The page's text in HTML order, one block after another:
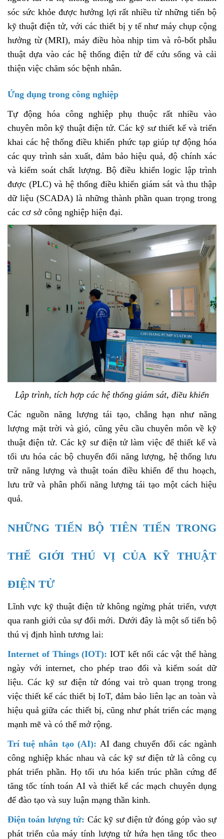
sóc sức khỏe được hưởng lợi rất nhiều từ những tiến bộ
kỹ thuật điện tử, với các thiết bị y tế như máy chụp cộng
hưởng từ (MRI), máy điều hòa nhịp tim và rô-bốt phẫu
thuật dựa vào các hệ thống điện tử để cứu sống và cải
thiện việc chăm sóc bệnh nhân.
Ứng dụng trong công nghiệp
Tự động hóa công nghiệp phụ thuộc rất nhiều vào
chuyên môn kỹ thuật điện tử. Các kỹ sư thiết kế và triển
khai các hệ thống điều khiển phức tạp giúp tự động hóa
các quy trình sản xuất, đảm bảo hiệu quả, độ chính xác
và kiểm soát chất lượng. Bộ điều khiển logic lập trình
được (PLC) và hệ thống điều khiển giám sát và thu thập
dữ liệu (SCADA) là những thành phần quan trọng trong
các cơ sở công nghiệp hiện đại.
Lập trình, tích hợp các hệ thống giám sát, điều khiển
Các nguồn năng lượng tái tạo, chẳng hạn như năng
lượng mặt trời và gió, cũng yêu cầu chuyên môn về kỹ
thuật điện tử. Các kỹ sư điện tử làm việc để thiết kế và
tối ưu hóa các bộ chuyển đổi năng lượng, hệ thống lưu
trữ năng lượng và thuật toán điều khiển để thu hoạch,
lưu trữ và phân phối năng lượng tái tạo một cách hiệu
quả.
NHỮNG TIẾN BỘ TIÊN TIẾN TRONG
THẾ GIỚI THÚ VỊ CỦA KỸ THUẬT
ĐIỆN TỬ
Lĩnh vực kỹ thuật điện tử không ngừng phát triển, vượt
qua ranh giới của sự đổi mới. Dưới đây là một số tiến bộ
thú vị định hình tương lai:
Internet of Things (IOT): IOT kết nối các vật thể hàng
ngày với internet, cho phép trao đổi và kiểm soát dữ
liệu. Các kỹ sư điện tử đóng vai trò quan trọng trong
việc thiết kế các thiết bị IoT, đảm bảo liên lạc an toàn và
hiệu quả giữa các thiết bị, cũng như phát triển các mạng
mạnh mẽ và có thể mở rộng.
Trí tuệ nhân tạo (AI): AI đang chuyển đổi các ngành
công nghiệp khác nhau và các kỹ sư điện tử là công cụ
phát triển phần. Họ tối ưu hóa kiến ​​trúc phần cứng để
tăng tốc tính toán AI và thiết kế các mạch chuyên dụng
để đào tạo và suy luận mạng thần kinh.
Điện toán lượng tử: Các kỹ sư điện tử đóng góp vào sự
phát triển của máy tính lượng tử hứa hẹn tăng tốc theo